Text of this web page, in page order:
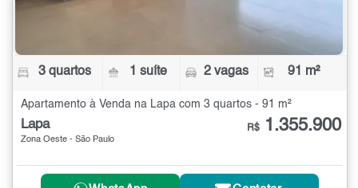
3 quartos 1 suíte 2 vagas 91 m²
Apartamento à Venda na Lapa com 3 quartos - 91 m²
Lapa
Zona Oeste - São Paulo
R$ 1.355.900